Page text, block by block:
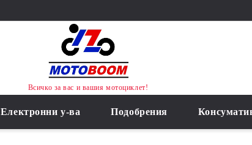
Всичко за вас и вашия мотоциклет!
Електронни у-ва Подобрения